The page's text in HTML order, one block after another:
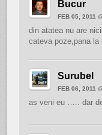
Bucur
FEB 05, 2011
din atatea nu are
cateva poze,pana la
Surubel
FEB 06, 2011
as veni eu ….. dar